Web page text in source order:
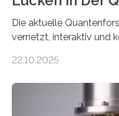
Die aktuelle
vernetzt, interaktiv und
oft von Autor*innen, die
werden schnell
22.10.2025